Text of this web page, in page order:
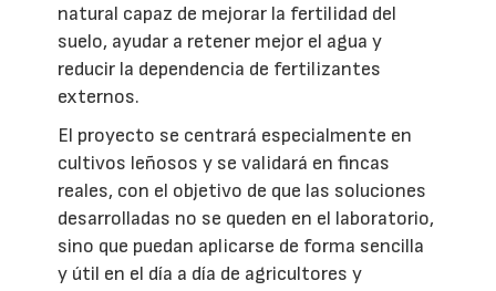
natural capaz de mejorar la fertilidad del
suelo, ayudar a retener mejor el agua y
reducir la dependencia de fertilizantes
externos.
El proyecto se centrará especialmente en
cultivos leñosos y se validará en fincas
reales, con el objetivo de que las soluciones
desarrolladas no se queden en el laboratorio,
sino que puedan aplicarse de forma sencilla
y útil en el día a día de agricultores y